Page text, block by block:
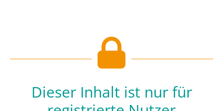
Dieser Inhalt ist nur für